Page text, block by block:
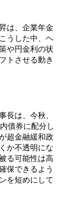
は、企業年金
うした中、ヘ
や円金利の状
トさせる動き
長は、今秋、
債券に配分し
超金融緩和政
か不透明にな
る可能性は高
保できるよう
を短めにして